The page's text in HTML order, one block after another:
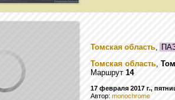
Томская область,
Томская область,
Маршрут 14
17 февраля 2017 г.,
Автор: monochrome